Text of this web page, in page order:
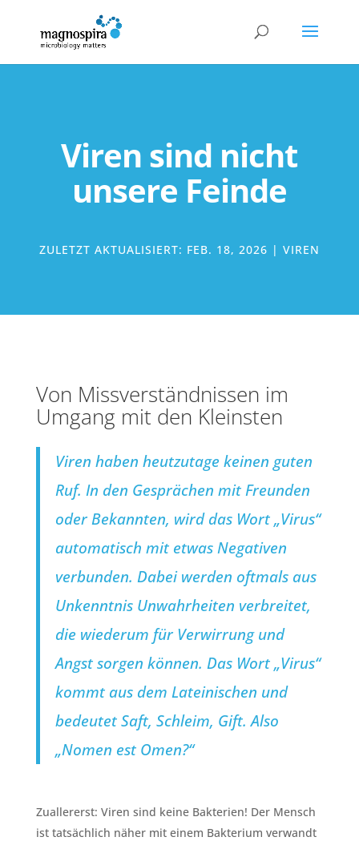
Viren sind nicht
unsere Feinde
ZULETZT AKTUALISIERT: FEB. 18, 2026 | VIREN
Von Missverständnissen im
Umgang mit den Kleinsten
Viren haben heutzutage keinen guten
Ruf. In den Gesprächen mit Freunden
oder Bekannten, wird das Wort „Virus“
automatisch mit etwas Negativen
verbunden. Dabei werden oftmals aus
Unkenntnis Unwahrheiten verbreitet,
die wiederum für Verwirrung und
Angst sorgen können. Das Wort „Virus“
kommt aus dem Lateinischen und
bedeutet Saft, Schleim, Gift. Also
„Nomen est Omen?“
Zuallererst: Viren sind keine Bakterien! Der Mensch
ist tatsächlich näher mit einem Bakterium verwandt